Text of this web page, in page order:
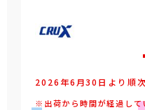
2026年6月30日より順
※出荷から時間が経過して